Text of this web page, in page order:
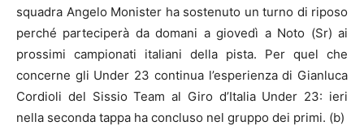
squadra Angelo Monister ha sostenuto un turno di riposo
perché parteciperà da domani a giovedì a Noto (Sr) ai
prossimi campionati italiani della pista. Per quel che
concerne gli Under 23 continua l’esperienza di Gianluca
Cordioli del Sissio Team al Giro d’Italia Under 23: ieri
nella seconda tappa ha concluso nel gruppo dei primi. (b)